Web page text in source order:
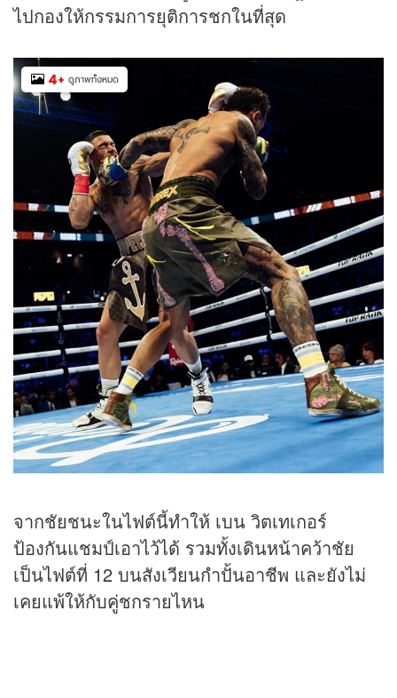
ไปกองให้กรรมการยุติการชกในที่สุด
4+ ดูภาพทั้งหมด
จากชัยชนะในไฟต์นี้ทำให้ เบน วิตเทเกอร์
ป้องกันแชมป์เอาไว้ได้ รวมทั้งเดินหน้าคว้าชัย
เป็นไฟต์ที่ 12 บนสังเวียนกำปั้นอาชีพ และยังไม่
เคยแพ้ให้กับคู่ชกรายไหน